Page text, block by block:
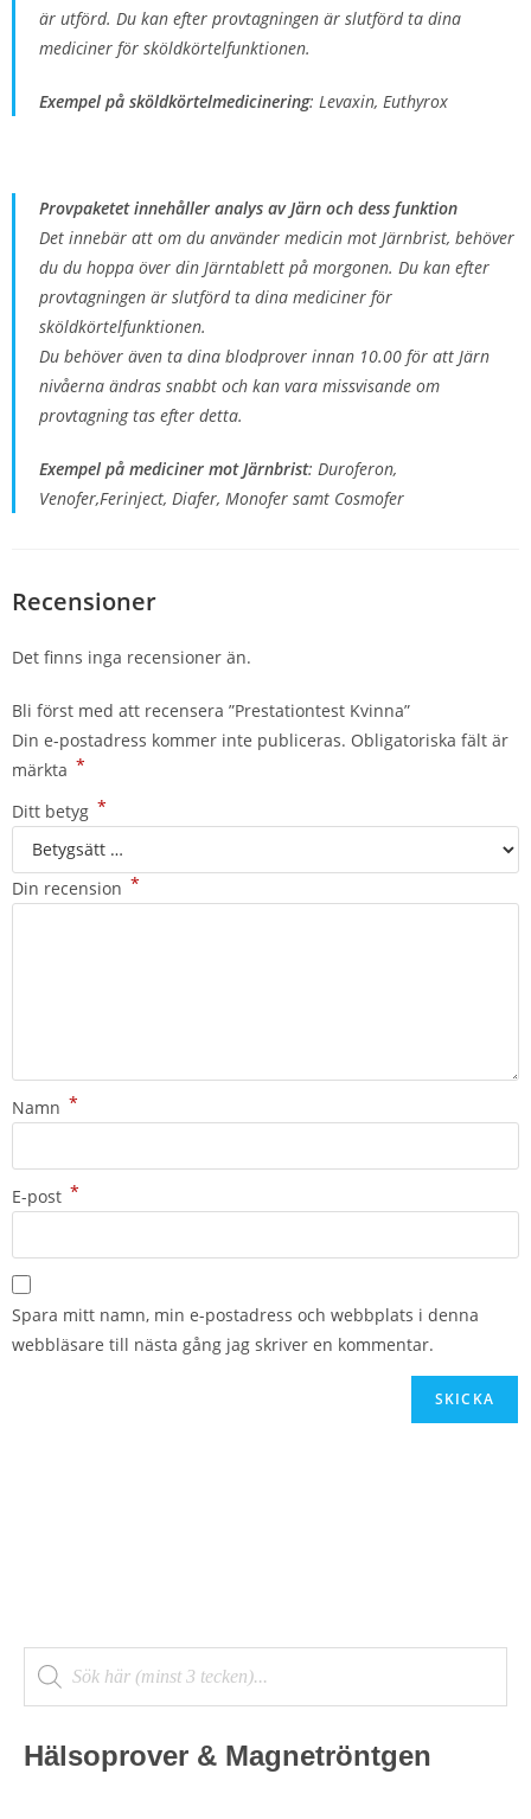
är utförd. Du kan efter provtagningen är slutförd ta dina
mediciner för sköldkörtelfunktionen.
Exempel på sköldkörtelmedicinering: Levaxin, Euthyrox
Provpaketet innehåller analys av Järn och dess funktion
Det innebär att om du använder medicin mot Järnbrist, behöver
du du hoppa över din Järntablett på morgonen. Du kan efter
provtagningen är slutförd ta dina mediciner för
sköldkörtelfunktionen.
Du behöver även ta dina blodprover innan 10.00 för att Järn
nivåerna ändras snabbt och kan vara missvisande om
provtagning tas efter detta.
Exempel på mediciner mot Järnbrist: Duroferon,
Venofer,Ferinject, Diafer, Monofer samt Cosmofer
Recensioner
Det finns inga recensioner än.
Bli först med att recensera ”Prestationtest Kvinna”
Din e-postadress kommer inte publiceras. Obligatoriska fält är
märkta *
Ditt betyg *
Din recension *
Namn *
E-post *
Spara mitt namn, min e-postadress och webbplats i denna
webbläsare till nästa gång jag skriver en kommentar.
Hälsoprover & Magnetröntgen